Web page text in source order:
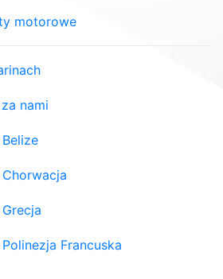
motorowe
nami
Francuska